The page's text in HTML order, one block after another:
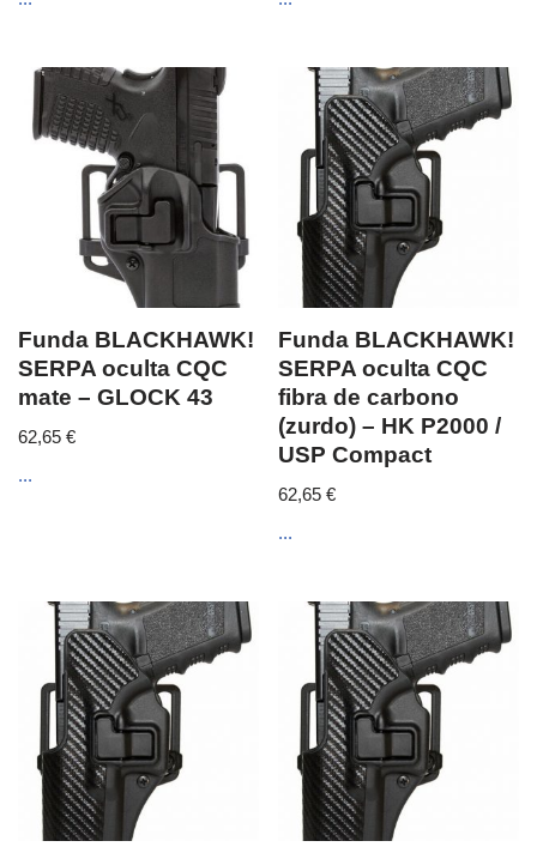
Funda BLACKHAWK!
SERPA oculta CQC
mate – GLOCK 43
62,65 €
...
Funda BLACKHAWK!
SERPA oculta CQC
fibra de carbono
(zurdo) – HK P2000 /
USP Compact
62,65€
...